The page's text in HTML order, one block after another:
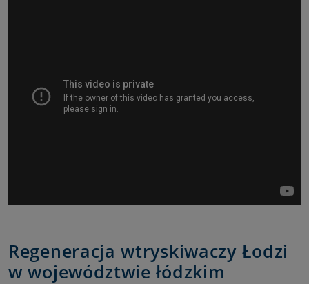
Regeneracja wtryskiwaczy Łodzi
w województwie łódzkim